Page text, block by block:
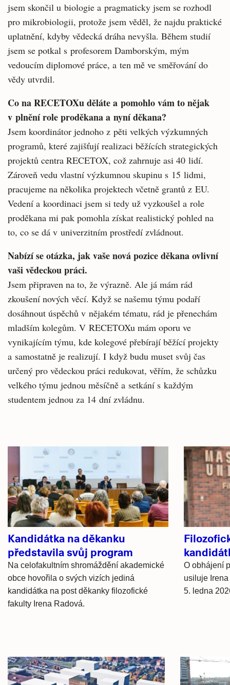
jsem skončil u biologie a pragmaticky jsem se rozhodl
pro mikrobiologii, protože jsem věděl, že najdu praktické
uplatnění, kdyby vědecká dráha nevyšla. Během studií
jsem se potkal s profesorem Damborským, mým
vedoucím diplomové práce, a ten mě ve směřování do
vědy utvrdil.
Co na RECETOXu děláte a pomohlo vám to nějak
v plnění role proděkana a nyní děkana?
Jsem koordinátor jednoho z pěti velkých výzkumných
programů, které zajišťují realizaci běžících strategických
projektů centra RECETOX, což zahrnuje asi 40 lidí.
Zároveň vedu vlastní výzkumnou skupinu s 15 lidmi,
pracujeme na několika projektech včetně grantů z EU.
Vedení a koordinaci jsem si tedy už vyzkoušel a role
proděkana mi pak pomohla získat realistický pohled na
to, co se dá v univerzitním prostředí zvládnout.
Nabízí se otázka, jak vaše nová pozice děkana ovlivní
vaši vědeckou práci.
Jsem připraven na to, že výrazně. Ale já mám rád
zkoušení nových věcí. Když se našemu týmu podaří
dosáhnout úspěchů v nějakém tématu, rád je přenechám
mladším kolegům. V RECETOXu mám oporu ve
vynikajícím týmu, kde kolegové přebírají běžící projekty
a samostatně je realizují. I když budu muset svůj čas
určený pro vědeckou práci redukovat, věřím, že schůzku
velkého týmu jednou měsíčně a setkání s každým
studentem jednou za 14 dní zvládnu.
Související
články
Kandidátka na děkanku
představila svůj program
Na celofakultním shromáždění akademické
obce hovořila o svých vizích jediná
kandidátka na post děkanky filozofické
fakulty Irena Radová.
O obhájení
usiluje
5. ledna
Hlavní
novinky